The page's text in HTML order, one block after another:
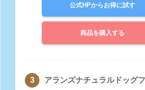
公式HPからお得に試す
商品を購入する
アランズナチュラルドッグ